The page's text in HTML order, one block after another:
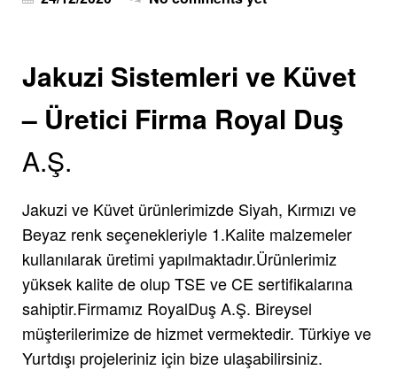
Jakuzi Sistemleri ve Küvet
– Üretici Firma Royal Duş
A.Ş.
Jakuzi ve Küvet ürünlerimizde Siyah, Kırmızı ve
Beyaz renk seçenekleriyle 1.Kalite malzemeler
kullanılarak üretimi yapılmaktadır.Ürünlerimiz
yüksek kalite de olup TSE ve CE sertifikalarına
sahiptir.Firmamız RoyalDuş A.Ş. Bireysel
müşterilerimize de hizmet vermektedir. Türkiye ve
Yurtdışı projeleriniz için bize ulaşabilirsiniz.